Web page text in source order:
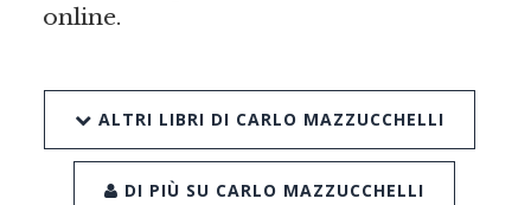
online.
ALTRI LIBRI DI CARLO MAZZUCCHELLI
DI PIÙ SU CARLO MAZZUCCHELLI